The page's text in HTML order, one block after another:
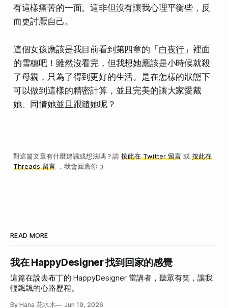
有這樣痛苦的一面。這非但沒有讓我心理平衡些，反
而更討厭自己。
這個女孩應該是我目前看到第四章的「 白夜行 」裡面
的雪穗吧！雖然沒看完，但我想她應該是小時候就殺
了母親，只為了得到更好的生活。是在怎樣的狀態下
可以做到這樣的精密計算，並且完美的讓大家愛戴
她、同情她並且跟隨她呢？
對這篇文章有什麼建議或想法嗎？請 按此在 Twitter 留言或 按此在
Threads 留言，我會回應你 :)
READ MORE
我在 HappyDesigner 找到回家的感覺
這篇在說去布丁的 HappyDesigner 當講者，聽眾有笑，讓我
輕飄飄的心路歷程。
By Hana 花水木 Jun 19, 2026